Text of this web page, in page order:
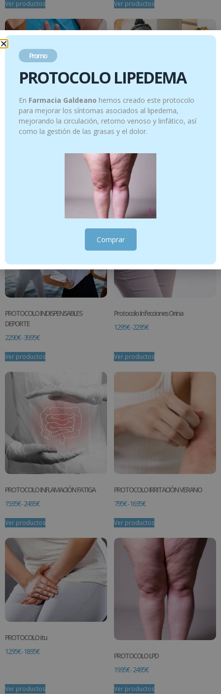
Ver productos Ver productos
PROTOCOLO HIPERHIDROSIS
€-21.95€
PROTOCOLO IMPRESCINDIBLES
12.95€ 16.95
Ver productos
PROTOCOLO INDISPENSABLES
DEPORTE
22.90€-39.95€
Ver productos
Protocolo Infecciones Orina
12.95€-22.95€
Ver productos
PROTOCOLO INFLAMACIÓN FATIGA
15.95€-24.95€
Ver productos
PROTOCOLO IRRITACIÓN VERANO
7.95€-16.95€
Ver productos
PROTOCOLO itu
12.95€-18.95€
Ver productos
PROTOCOLO LPD
19.95€-24.95€
Ver productos
Promo
PROTOCOLO LIPEDEMA
En Farmacia Galdeano hemos creado este protocolo
para mejorar los síntomas asociados al lipedema,
mejorando la circulación, retorno venoso y linfático, así
como la gestión de las grasas y el dolor.
Comprar